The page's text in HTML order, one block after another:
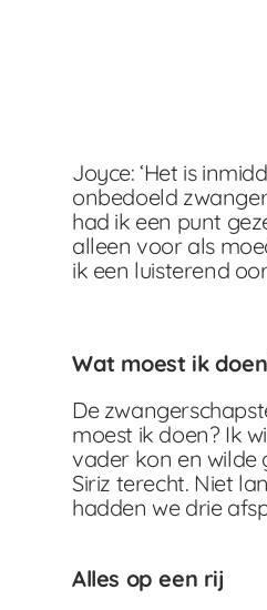
Joyce: ‘Het is
onbedoeld
had ik een punt
alleen voor als
ik een luisterend
Wat moest ik
De
moest ik doen? Ik
vader kon en wilde
Siriz terecht. Niet
hadden we drie
Alles op een rij